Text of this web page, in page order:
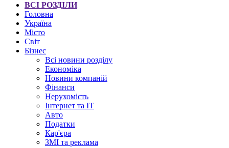
ВСІ РОЗДІЛИ
Головна
Україна
Місто
Світ
Бізнес
Всі новини розділу
Економіка
Новини компаній
Фінанси
Нерухомість
Інтернет та IT
Авто
Податки
Кар'єра
ЗМІ та реклама